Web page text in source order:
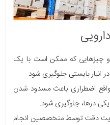
و چیزهایی که ممکن است با یک
بایستی جلوگیری شود.
اضطراری باعث مسدود شدن
درها، جلوگیری شود.
دقت توسط متخصصین انجام